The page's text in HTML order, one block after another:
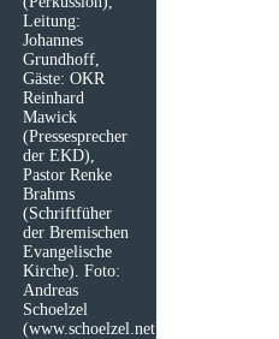
Leitung:
Johannes
Grundhoff,
Gäste: OKR
Reinhard
Mawick
(Pressesprecher
der EKD),
Pastor Renke
Brahms
(Schriftfüher
der Bremischen
Evangelische
Kirche). Foto:
Andreas
Schoelzel
(www.schoelzel.net)